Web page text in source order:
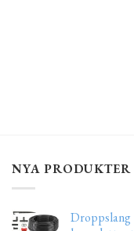
NYA PRODUKTER
Droppslang